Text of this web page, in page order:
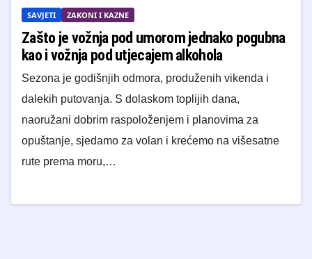
SAVJETI ZAKONI I KAZNE
Zašto je vožnja pod umorom jednako pogubna
kao i vožnja pod utjecajem alkohola
Sezona je godišnjih odmora, produženih vikenda i
dalekih putovanja. S dolaskom toplijih dana,
naoružani dobrim raspoloženjem i planovima za
opuštanje, sjedamo za volan i krećemo na višesatne
rute prema moru,…